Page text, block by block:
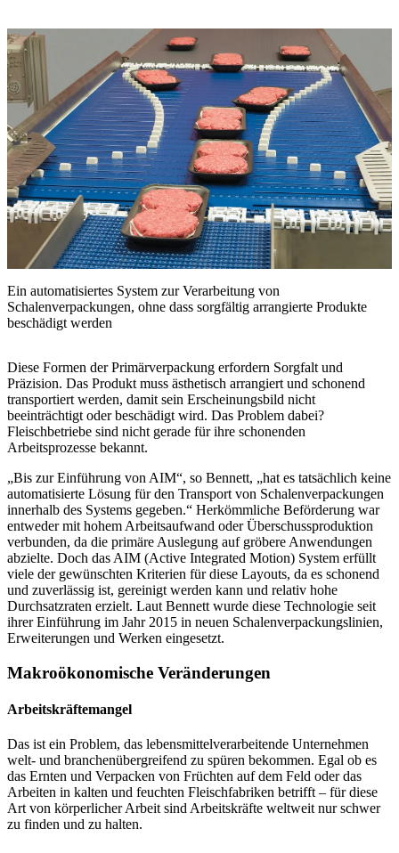
Ein automatisiertes System zur Verarbeitung von
Schalenverpackungen, ohne dass sorgfältig arrangierte Produkte
beschädigt werden
Diese Formen der Primärverpackung erfordern Sorgfalt und
Präzision. Das Produkt muss ästhetisch arrangiert und schonend
transportiert werden, damit sein Erscheinungsbild nicht
beeinträchtigt oder beschädigt wird. Das Problem dabei?
Fleischbetriebe sind nicht gerade für ihre schonenden
Arbeitsprozesse bekannt.
„Bis zur Einführung von AIM“, so Bennett, „hat es tatsächlich keine
automatisierte Lösung für den Transport von Schalenverpackungen
innerhalb des Systems gegeben.“ Herkömmliche Beförderung war
entweder mit hohem Arbeitsaufwand oder Überschussproduktion
verbunden, da die primäre Auslegung auf gröbere Anwendungen
abzielte. Doch das AIM (Active Integrated Motion) System erfüllt
viele der gewünschten Kriterien für diese Layouts, da es schonend
und zuverlässig ist, gereinigt werden kann und relativ hohe
Durchsatzraten erzielt. Laut Bennett wurde diese Technologie seit
ihrer Einführung im Jahr 2015 in neuen Schalenverpackungslinien,
Erweiterungen und Werken eingesetzt.
Makroökonomische Veränderungen
Arbeitskräftemangel
Das ist ein Problem, das lebensmittelverarbeitende Unternehmen
welt- und branchenübergreifend zu spüren bekommen. Egal ob es
das Ernten und Verpacken von Früchten auf dem Feld oder das
Arbeiten in kalten und feuchten Fleischfabriken betrifft – für diese
Art von körperlicher Arbeit sind Arbeitskräfte weltweit nur schwer
zu finden und zu halten.